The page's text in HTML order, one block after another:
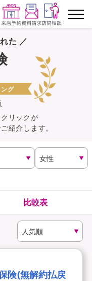
専用保険
員さま向け
た ／
グ
クリックが
紹介します。
比較表
険(無解約払戻